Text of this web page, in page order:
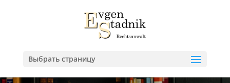
Выбрать страницу